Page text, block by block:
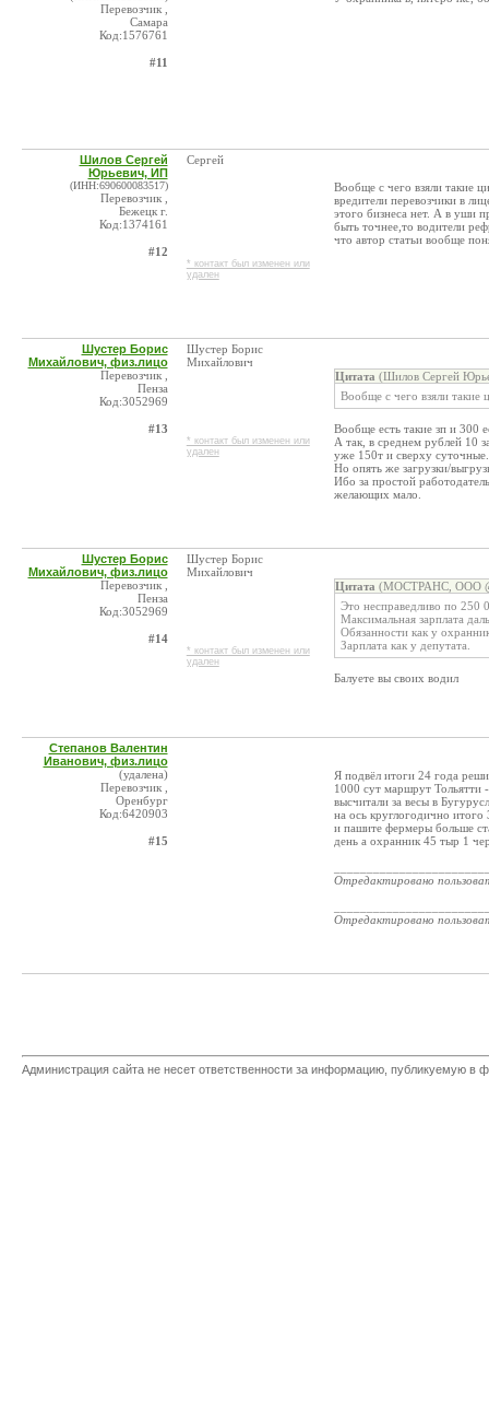
Перевозчик ,
Самара
Код:1576761
#11
Шилов Сергей
Юрьевич, ИП
(ИНН:690600083517)
Перевозчик ,
Бежецк г.
Код:1374161
#12
Сергей
* контакт был изменен или
удален
Вообще с чего взяли такие
вредители перевозчики в
этого бизнеса нет. А в уши
быть точнее,то водители
что автор статьи вообще
Шустер Борис
Михайлович, физ.лицо
Перевозчик ,
Пенза
Код:3052969
#13
Шустер Борис
Михайлович
* контакт был изменен или
удален
Цитата (Шилов Сергей
Вообще с чего взяли такие
Вообще есть такие зп и 300
А так, в среднем рублей 10
уже 150т и сверху суточные.
Но опять же загрузки/
Ибо за простой
желающих мало.
Шустер Борис
Михайлович, физ.лицо
Перевозчик ,
Пенза
Код:3052969
#14
Шустер Борис
Михайлович
* контакт был изменен или
удален
Цитата (МОСТРАНС, ООО
Это несправедливо по 250
Максимальная зарплата
Обязанности как у
Зарплата как у депутата.
Балуете вы своих водил
Степанов Валентин
Иванович, физ.лицо
(удалена)
Перевозчик ,
Оренбург
Код:6420903
#15
Я подвёл итоги 24 года
1000 сут маршрут Тольятти
высчитали за весы в
на ось круглогодично итого
и пашите фермеры больше
день а охранник 45 тыр 1
Отредактировано
Отредактировано
Администрация сайта не несет ответственности за информацию, публикуемую